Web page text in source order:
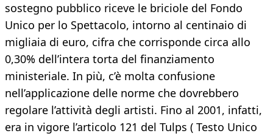
sostegno pubblico riceve le briciole del Fondo
Unico per lo Spettacolo, intorno al centinaio di
migliaia di euro, cifra che corrisponde circa allo
0,30% dell’intera torta del finanziamento
ministeriale. In più, c’è molta confusione
nell’applicazione delle norme che dovrebbero
regolare l’attività degli artisti. Fino al 2001, infatti,
era in vigore l’articolo 121 del Tulps ( Testo Unico